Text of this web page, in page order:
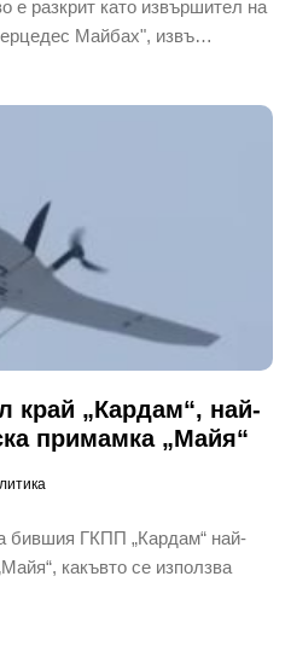
е разкрит като извършител на
Майбах", извъ…
„Кардам“, най-
примамка „Майя“
бившия ГКПП „Кардам“ най-
какъвто се използва